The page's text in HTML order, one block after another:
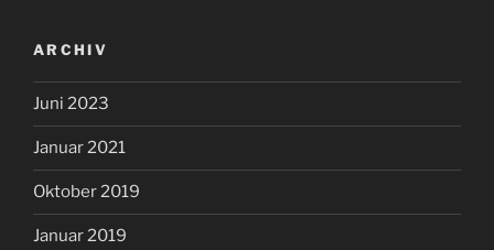
ARCHIV
Juni 2023
Januar 2021
Oktober 2019
Januar 2019